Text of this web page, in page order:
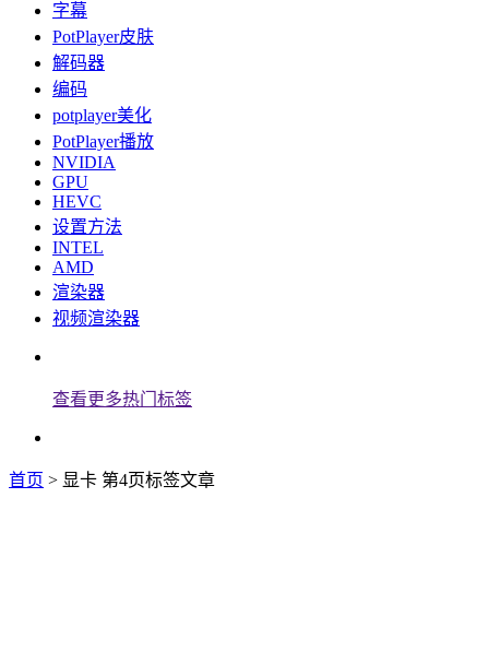
字幕
PotPlayer皮肤
解码器
编码
potplayer美化
PotPlayer播放
NVIDIA
GPU
HEVC
设置方法
INTEL
AMD
渲染器
视频渲染器
查看更多热门标签
首页 > 显卡 第4页标签文章